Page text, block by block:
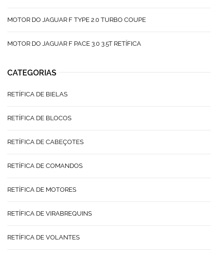
MOTOR DO JAGUAR F TYPE 2.0 TURBO COUPE
MOTOR DO JAGUAR F PACE 3.0 3.5T RETÍFICA
CATEGORIAS
RETÍFICA DE BIELAS
RETÍFICA DE BLOCOS
RETÍFICA DE CABEÇOTES
RETÍFICA DE COMANDOS
RETÍFICA DE MOTORES
RETÍFICA DE VIRABREQUINS
RETÍFICA DE VOLANTES